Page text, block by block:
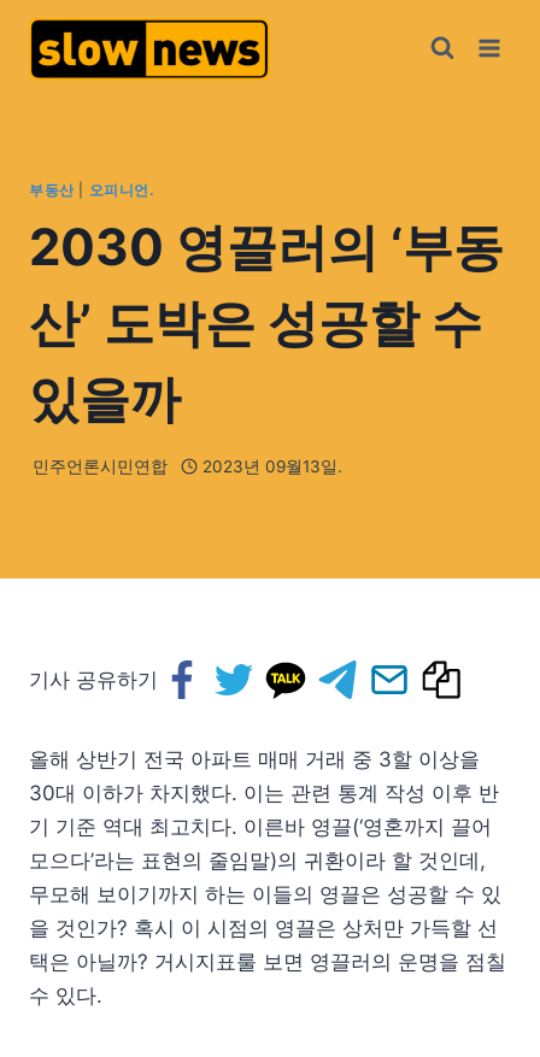
부동산| 오피니언.
2030 영끌러의 ‘부동
산’ 도박은 성공할 수
있을까
민주언론시민연합 2023년 09월13일.
기사 공유하기
올해 상반기 전국 아파트 매매 거래 중 3할 이상을
30대 이하가 차지했다. 이는 관련 통계 작성 이후 반
기 기준 역대 최고치다. 이른바 영끌(‘영혼까지 끌어
모으다’라는 표현의 줄임말)의 귀환이라 할 것인데,
무모해 보이기까지 하는 이들의 영끌은 성공할 수 있
을 것인가? 혹시 이 시점의 영끌은 상처만 가득할 선
택은 아닐까? 거시지표룰 보면 영끌러의 운명을 점칠
수 있다.